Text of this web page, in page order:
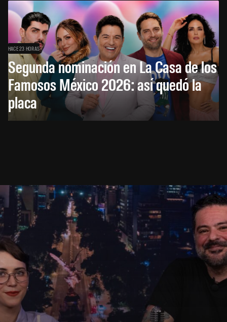
HACE 23 HORAS
Segunda nominación en La Casa de los
Famosos México 2026: así quedó la
placa